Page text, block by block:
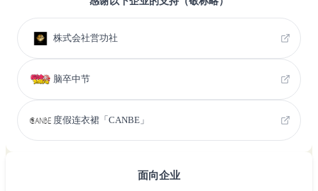
株式会社営功社
脑卒中节
度假连衣裙「CANBE」
面向企业